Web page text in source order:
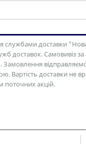
службами доставки
доставок. Самовивіз
Замовлення
Вартість доставки не
поточних акцій.